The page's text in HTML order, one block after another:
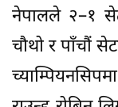
नेपालले २–१
चौथो र पाँचौं